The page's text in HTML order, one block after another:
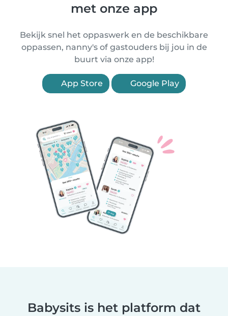
met onze app
Bekijk snel het oppaswerk en de beschikbare
oppassen, nanny's of gastouders bij jou in de
buurt via onze app!
App Store Google Play
Babysits is het platform dat